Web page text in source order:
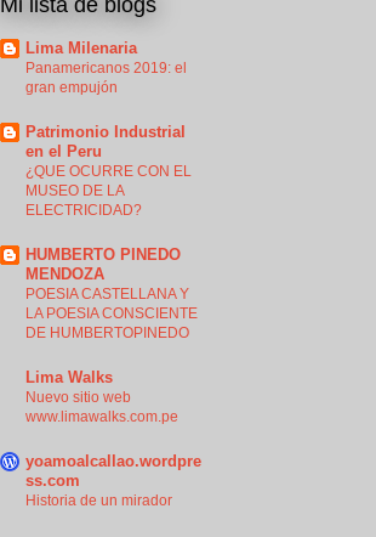
Lima Milenaria
Panamericanos 2019: el
gran empujón
Patrimonio Industrial
en el Peru
¿QUE OCURRE CON EL
MUSEO DE LA
ELECTRICIDAD?
HUMBERTO PINEDO
MENDOZA
POESIA CASTELLANA Y
LA POESIA CONSCIENTE
DE HUMBERTOPINEDO
Lima Walks
Nuevo sitio web
www.limawalks.com.pe
yoamoalcallao.wordpre
ss.com
Historia de un mirador